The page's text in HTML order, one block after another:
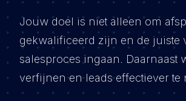
Jouw doel is niet alleen om
gekwalificeerd zijn en de juiste
salesproces ingaan.
verfijnen en leads effectiever te